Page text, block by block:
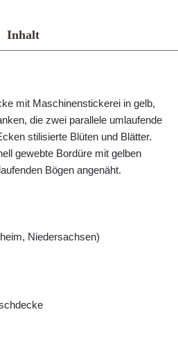
Inhalt
mit Maschinenstickerei in gelb,
die zwei parallele umlaufende
stilisierte Blüten und Blätter.
gewebte Bordüre mit gelben
Bögen angenäht.
Niedersachsen)